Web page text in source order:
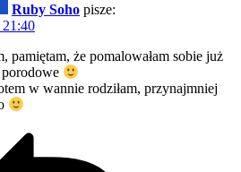
Ruby Soho pisze:
pamiętam, że pomalowałam sobie już
w wannie rodziłam, przynajmniej